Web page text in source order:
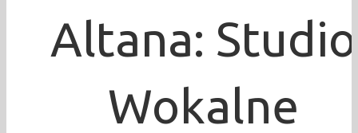
Altana: Studio
Wokalne